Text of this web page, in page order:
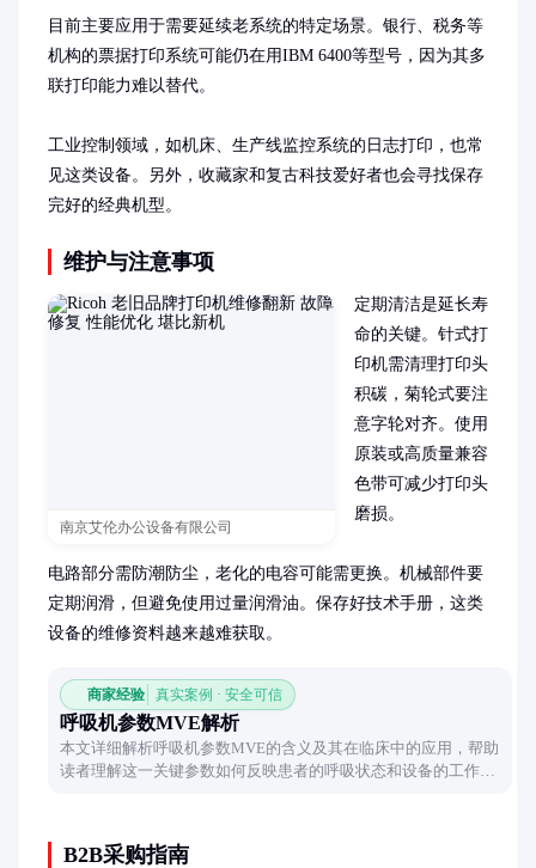
目前主要应用于需要延续老系统的特定场景。银行、税务等
机构的票据打印系统可能仍在用IBM 6400等型号，因为其多
联打印能力难以替代。
工业控制领域，如机床、生产线监控系统的日志打印，也常
见这类设备。另外，收藏家和复古科技爱好者也会寻找保存
完好的经典机型。
维护与注意事项
南京艾伦办公设备有限公司
定期清洁是延长寿
命的关键。针式打
印机需清理打印头
积碳，菊轮式要注
意字轮对齐。使用
原装或高质量兼容
色带可减少打印头
磨损。
电路部分需防潮防尘，老化的电容可能需更换。机械部件要
定期润滑，但避免使用过量润滑油。保存好技术手册，这类
设备的维修资料越来越难获取。
商家经验 真实案例 · 安全可信
呼吸机参数MVE解析
本文详细解析呼吸机参数MVE的含义及其在临床中的应用，帮助
读者理解这一关键参数如何反映患者的呼吸状态和设备的工作模
B2B采购指南